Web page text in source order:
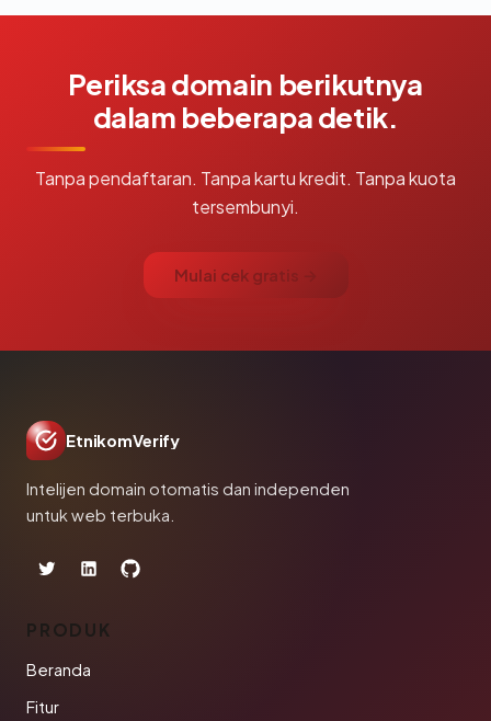
Periksa domain berikutnya
dalam beberapa detik.
Tanpa pendaftaran. Tanpa kartu kredit. Tanpa kuota
tersembunyi.
Mulai cek gratis →
EtnikomVerify
Intelijen domain otomatis dan independen
untuk web terbuka.
PRODUK
Beranda
Fitur